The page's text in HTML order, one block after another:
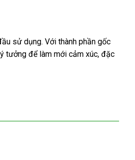
sử dụng. Với thành phần gốc
tưởng để làm mới cảm xúc, đặc